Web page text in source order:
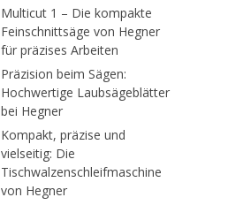
Multicut 1 – Die kompakte
Feinschnittsäge von Hegner
für präzises Arbeiten
Präzision beim Sägen:
Hochwertige Laubsägeblätter
bei Hegner
Kompakt, präzise und
vielseitig: Die
Tischwalzenschleifmaschine
von Hegner